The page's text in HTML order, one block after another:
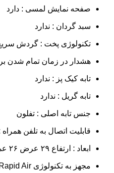
صفحه نمایش لمسی : دارد
سبد گردان : ندارد
تکنولوژی پخت : گردش
هشدار در زمان تمام شدن
تابه کیک پز : ندارد
تابه گریل : ندارد
جنس تابه اصلی : تفلون
قابلیت اتصال به تلفن همراه
ابعاد : ارتفاع ۲۹ عرض ۲۶ عمق ۳۶ سانتی متر